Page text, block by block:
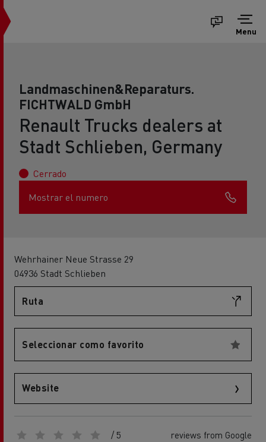
Menu
Landmaschinen&Reparaturs.
FICHTWALD GmbH
Renault Trucks dealers at
Stadt Schlieben, Germany
Cerrado
Mostrar el numero
Wehrhainer Neue Strasse 29
04936 Stadt Schlieben
Ruta
Seleccionar como favorito
Website
/ 5 reviews from Google